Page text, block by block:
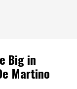
Big in
Martino